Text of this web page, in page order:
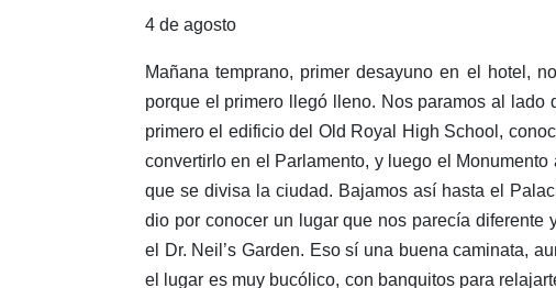
4 de agosto
Mañana temprano, primer desayuno en el hotel,
porque el primero llegó lleno. Nos paramos al
primero el edificio del Old Royal High School,
convertirlo en el Parlamento, y luego el
que se divisa la ciudad. Bajamos así hasta el
dio por conocer un lugar que nos parecía
el Dr. Neil’s Garden. Eso sí una buena caminata,
el lugar es muy bucólico, con banquitos para